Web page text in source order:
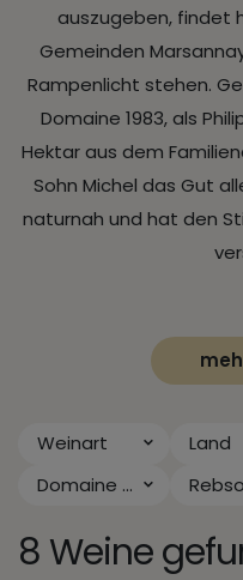
auszugeben, findet
Gemeinden
Rampenlicht stehen.
Domaine 1983, als
Hektar aus dem
Sohn Michel das Gut
naturnah und hat den
Weinart Land
Domaine Philippe
8 Weine